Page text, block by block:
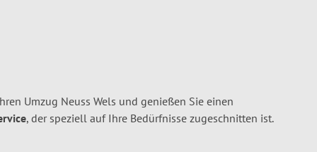
Umzug Neuss Wels und genießen Sie einen
, der speziell auf Ihre Bedürfnisse zugeschnitten ist.